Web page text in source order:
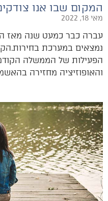
המקום שבו אנו
מאי 18, 2022
עברה כבר כמעט שנה מאז
נמצאים במערכת
הפעילות של הממשלה
והאופוזיציה מחזירה